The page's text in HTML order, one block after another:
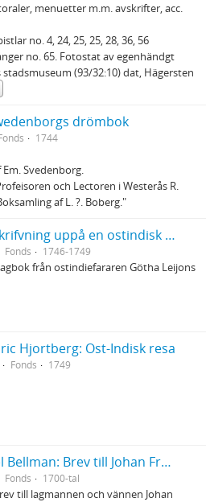
menuetter m.m. avskrifter, acc.
no. 4, 24, 25, 25, 28, 36, 56
no. 65. Fotostat av egenhändgt
(93/32:10) dat, Hägersten
drömbok
1744
Svedenborg.
och Lectoren i Westerås R.
af L. ?. Boberg."
En kort beskrifvning uppå en ostindisk resa till Canton uthi Chinah - förrättat af Carl Fredrich von Schantz ifrån åhr 1746 till åhr 1749
Fonds 1746-1749
från ostindiefararen Götha Leijons
Hjortberg: Ost-Indisk resa
Fonds 1749
Carl Michael Bellman: Brev till Johan Fredrik Granschoug
Fonds 1700-tal
till lagmannen och vännen Johan